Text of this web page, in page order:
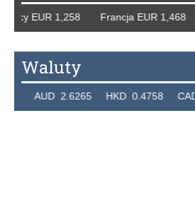
EUR 1,258 Francja EUR 1,468
Waluty
AUD 2.6265 HKD 0.4758 CAD